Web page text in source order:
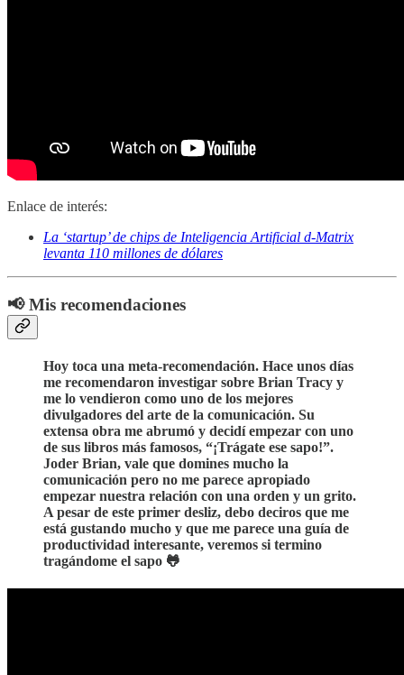
Enlace de interés:
La ‘startup’ de chips de Inteligencia Artificial d-Matrix
levanta 110 millones de dólares
📢 Mis recomendaciones
Hoy toca una meta-recomendación. Hace unos días
me recomendaron investigar sobre Brian Tracy y
me lo vendieron como uno de los mejores
divulgadores del arte de la comunicación. Su
extensa obra me abrumó y decidí empezar con uno
de sus libros más famosos, “¡Trágate ese sapo!”.
Joder Brian, vale que domines mucho la
comunicación pero no me parece apropiado
empezar nuestra relación con una orden y un grito.
A pesar de este primer desliz, debo deciros que me
está gustando mucho y que me parece una guía de
productividad interesante, veremos si termino
tragándome el sapo 🐸